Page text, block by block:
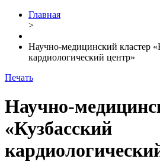
Главная
>
Научно-медицинский кластер
кардиологический центр»
Печать
Научно-
«Кузбасский